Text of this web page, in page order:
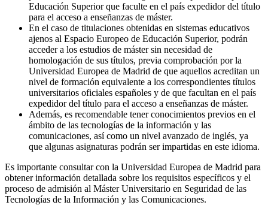
Educación Superior que faculte en el país expedidor del título
para el acceso a enseñanzas de máster.
En el caso de titulaciones obtenidas en sistemas educativos
ajenos al Espacio Europeo de Educación Superior, podrán
acceder a los estudios de máster sin necesidad de
homologación de sus títulos, previa comprobación por la
Universidad Europea de Madrid de que aquellos acreditan un
nivel de formación equivalente a los correspondientes títulos
universitarios oficiales españoles y de que facultan en el país
expedidor del título para el acceso a enseñanzas de máster.
Además, es recomendable tener conocimientos previos en el
ámbito de las tecnologías de la información y las
comunicaciones, así como un nivel avanzado de inglés, ya
que algunas asignaturas podrán ser impartidas en este idioma.
Es importante consultar con la Universidad Europea de Madrid para
obtener información detallada sobre los requisitos específicos y el
proceso de admisión al Máster Universitario en Seguridad de las
Tecnologías de la Información y las Comunicaciones.